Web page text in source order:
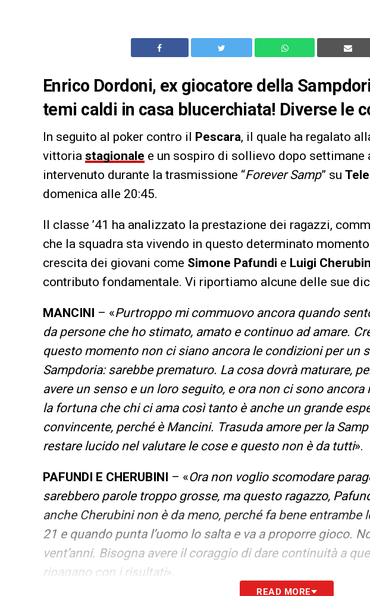
Enrico Dordoni, ex giocatore della
temi caldi in casa blucerchiata! Diverse le
In seguito al poker contro il Pescara, il quale ha regalato
vittoria stagionale e un sospiro di sollievo dopo settimane
intervenuto durante la trasmissione “Forever Samp” su
domenica alle 20:45.
Il classe ’41 ha analizzato la prestazione dei ragazzi,
che la squadra sta vivendo in questo determinato
crescita dei giovani come Simone Pafundi e Luigi
contributo fondamentale. Vi riportiamo alcune delle sue
MANCINI – «Purtroppo mi commuovo ancora quando
da persone che ho stimato, amato e continuo ad amare.
questo momento non ci siano ancora le condizioni per un
Sampdoria: sarebbe prematuro. La cosa dovrà maturare,
avere un senso e un loro seguito, e ora non ci sono
la fortuna che chi ci ama così tanto è anche un grande
convincente, perché è Mancini. Trasuda amore per la
restare lucido nel valutare le cose e questo non è da tutti».
PAFUNDI E CHERUBINI – «Ora non voglio scomodare
sarebbero parole troppo grosse, ma questo ragazzo,
anche Cherubini non è da meno, perché fa bene entrambe
21 e quando punta l’uomo lo salta e va a proporre gioco.
vent’anni. Bisogna avere il coraggio di dare continuità a
ripagano con i risultati».
READ MORE